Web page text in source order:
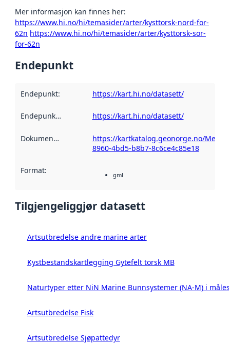
Mer informasjon kan finnes her:
https://www.hi.no/hi/temasider/arter/kysttorsk-nord-for-
62n https://www.hi.no/hi/temasider/arter/kysttorsk-sor-
for-62n
Endepunkt
Endepunkt: https://kart.hi.no/datasett/
Endepunktbeskrivelse :
https://kart.hi.no/datasett/
Dokumentasjon
https://kartkatalog.geonorge.no/
8960-4bd5-b8b7-8c6ce4c85e18
Format: gml
Tilgjengeliggjør datasett
Artsutbredelse andre marine arter
Kystbestandskartlegging Gytefelt torsk MB
Naturtyper etter NiN Marine Bunnsystemer (NA-M) i
Artsutbredelse Fisk
Artsutbredelse Sjøpattedyr